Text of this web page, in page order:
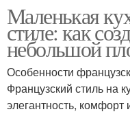
Маленькая
стиле: как
небольшой
Особенности
Французский стиль на
элегантность,